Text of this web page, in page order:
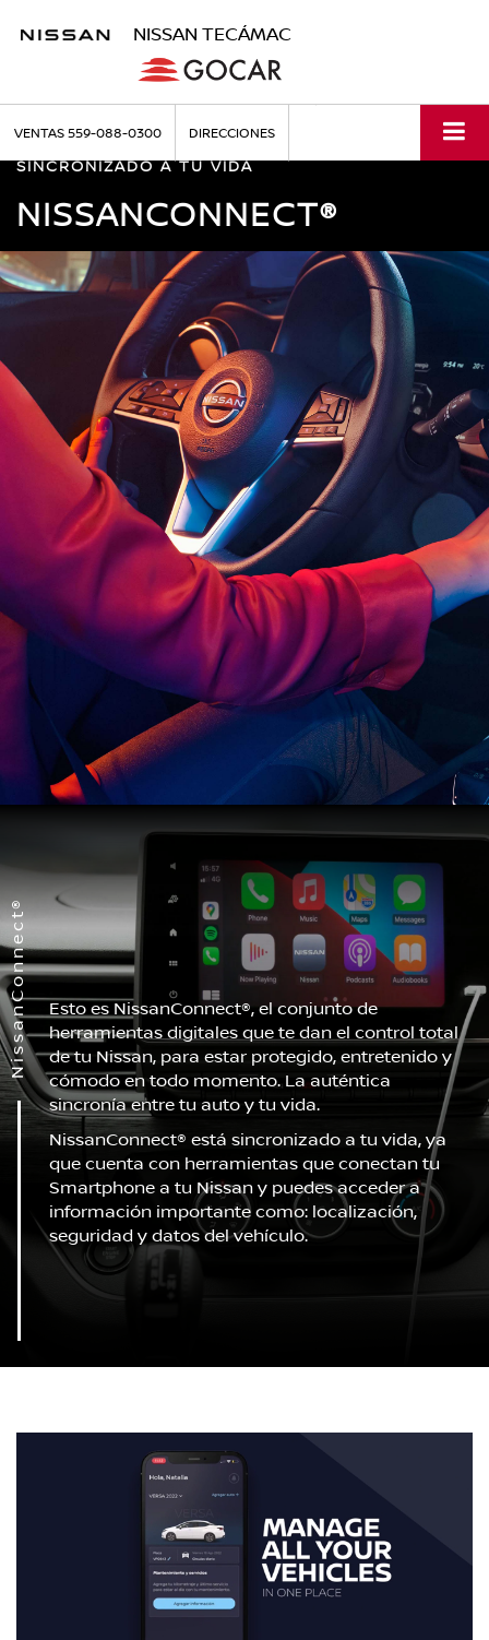
NISSAN TECÁMAC
VENTAS559-088-0300 DIRECCIONES
SINCRONIZADO A TU VIDA
NISSANCONNECT®
NissanConnect®
Esto es NissanConnect®, el conjunto de
herramientas digitales que te dan el control total
de tu Nissan, para estar protegido, entretenido y
cómodo en todo momento. La auténtica
sincronía entre tu auto y tu vida.
NissanConnect® está sincronizado a tu vida, ya
que cuenta con herramientas que conectan tu
Smartphone a tu Nissan y puedes acceder a
información importante como: localización,
seguridad y datos del vehículo.